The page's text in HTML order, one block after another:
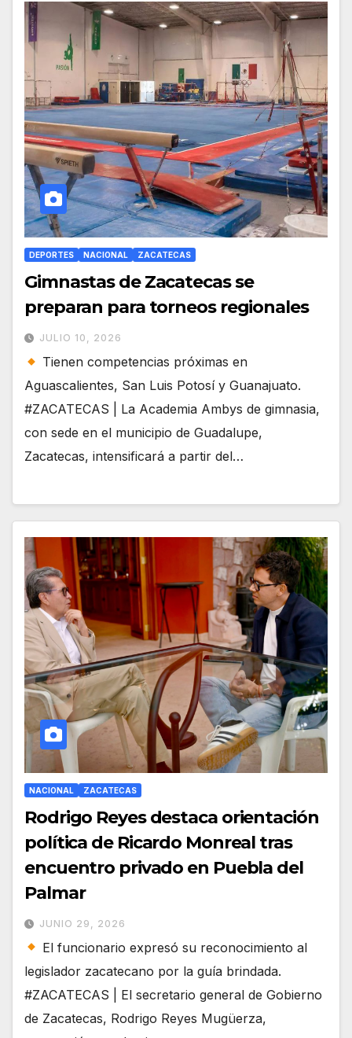
DEPORTES NACIONAL ZACATECAS
Gimnastas de Zacatecas se
preparan para torneos regionales
JULIO 10, 2026
Tienen competencias próximas en
Aguascalientes, San Luis Potosí y Guanajuato.
#ZACATECAS | La Academia Ambys de gimnasia,
con sede en el municipio de Guadalupe,
Zacatecas, intensificará a partir del…
NACIONAL ZACATECAS
Rodrigo Reyes destaca orientación
política de Ricardo Monreal tras
encuentro privado en Puebla del
Palmar
JUNIO 29, 2026
El funcionario expresó su reconocimiento al
legislador zacatecano por la guía brindada.
#ZACATECAS | El secretario general de Gobierno
de Zacatecas, Rodrigo Reyes Mugüerza,